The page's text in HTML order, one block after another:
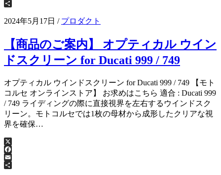
Email
有
2024年5月17日 / プロダクト
【商品のご案内】 オプティカル ウイン
ドスクリーン for Ducati 999 / 749
オプティカル ウインドスクリーン for Ducati 999 / 749 【モト
コルセ オンラインストア】 お求めはこちら 適合 : Ducati 999
/ 749 ライディングの際に直接視界を左右するウインドスク
リーン。モトコルセでは1枚の母材から成形したクリアな視
界を確保…
X
Facebook
Email